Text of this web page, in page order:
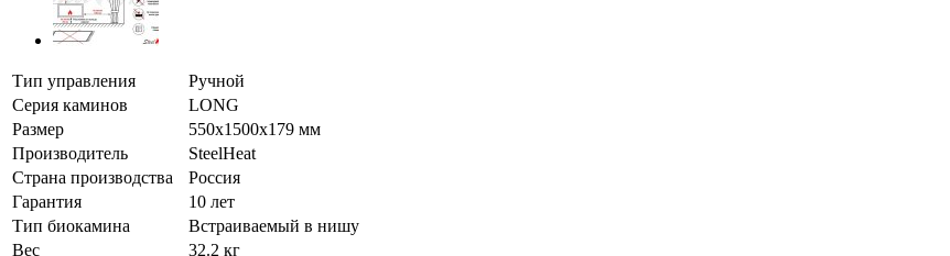
Тип управления
Ручной
Серия каминов
LONG
Размер
550x1500x179 мм
Производитель
SteelHeat
Страна производства
Россия
Гарантия
10 лет
Тип биокамина
Встраиваемый в нишу
Вес
32.2 кг